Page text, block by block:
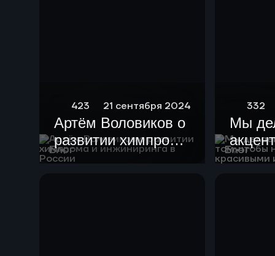
Блог
423 21 сентября 2024
Артём Воловиков о
развитии химпрома
и инжиниринга в
Блог
332
Мы